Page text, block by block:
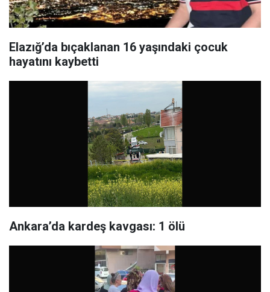
Elazığ’da bıçaklanan 16 yaşındaki çocuk
hayatını kaybetti
Ankara’da kardeş kavgası: 1 ölü